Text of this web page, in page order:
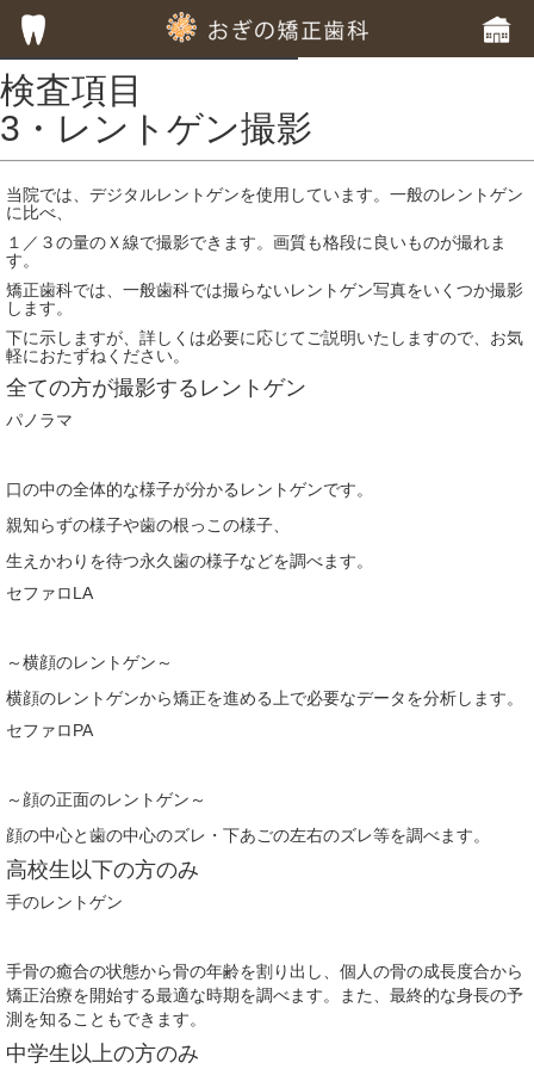
HOME
子供の歯列矯正
専門的な徹底した歯みがき指導
専門的な虫歯予防の指導
部分的歯列矯正
顎関節症の治療
矯正治療のリスクや副作用について
検査項目
3・レントゲン撮影
当院では、デジタルレントゲンを使用しています。一般のレントゲン
に比べ、
１／３の量のＸ線で撮影できます。画質も格段に良いものが撮れま
す。
矯正歯科では、一般歯科では撮らないレントゲン写真をいくつか撮影
します。
下に示しますが、詳しくは必要に応じてご説明いたしますので、お気
軽におたずねください。
全ての方が撮影するレントゲン
パノラマ
口の中の全体的な様子が分かるレントゲンです。
親知らずの様子や歯の根っこの様子、
生えかわりを待つ永久歯の様子などを調べます。
セファロLA
～横顔のレントゲン～
横顔のレントゲンから矯正を進める上で必要なデータを分析します。
セファロPA
～顔の正面のレントゲン～
顔の中心と歯の中心のズレ・下あごの左右のズレ等を調べます。
高校生以下の方のみ
手のレントゲン
手骨の癒合の状態から骨の年齢を割り出し、個人の骨の成長度合から
矯正治療を開始する最適な時期を調べます。また、最終的な身長の予
測を知ることもできます。
中学生以上の方のみ